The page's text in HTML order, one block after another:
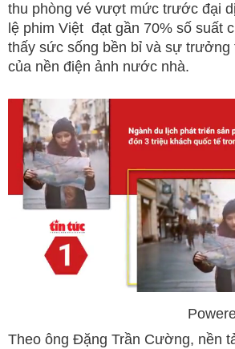
thu phòng vé vượt mức trước đại
lệ phim Việt đạt gần 70% số suất
thấy sức sống bền bỉ và sự trưởng
của nền điện ảnh nước nhà.
Theo ông Đặng Trần Cường, nền